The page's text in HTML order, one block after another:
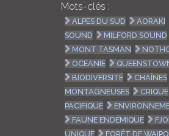
Mots-clés :
ALPES DU SUD AORAKI
SOUND
MILFORD SOUND
MONT TASMAN
OCEANIE
BIODIVERSITÉ
CHAÎNES
MONTAGNEUSES
CRIQUE
PACIFIQUE
FAUNE ENDÉMIQUE
UNIQUE
FORÊT DE